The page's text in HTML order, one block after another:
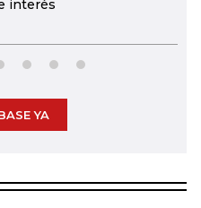
interés
YA